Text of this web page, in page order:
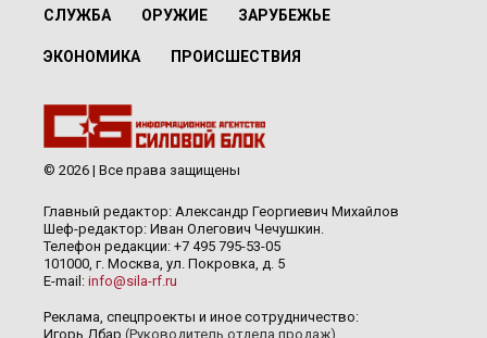
СЛУЖБА ОРУЖИЕ ЗАРУБЕЖЬЕ
ЭКОНОМИКА ПРОИСШЕСТВИЯ
© 2026 | Все права защищены
Главный редактор: Александр Георгиевич Михайлов
Шеф-редактор: Иван Олегович Чечушкин.
Телефон редакции: +7 495 795-53-05
101000, г. Москва, ул. Покровка, д. 5
E-mail: info@sila-rf.ru
Реклама, спецпроекты и иное сотрудничество:
Игорь Дбар (Руководитель отдела продаж)